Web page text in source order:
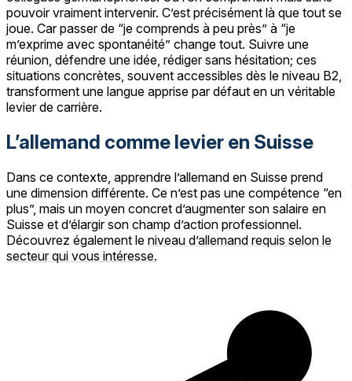
pouvoir vraiment intervenir. C’est précisément là que tout se
joue. Car passer de “je comprends à peu près” à “je
m’exprime avec spontanéité” change tout. Suivre une
réunion, défendre une idée, rédiger sans hésitation; ces
situations concrètes, souvent accessibles dès le niveau B2,
transforment une langue apprise par défaut en un véritable
levier de carrière.
L’allemand comme levier en Suisse
Dans ce contexte, apprendre l’allemand en Suisse prend
une dimension différente. Ce n’est pas une compétence “en
plus”, mais un moyen concret d’augmenter son salaire en
Suisse et d’élargir son champ d’action professionnel.
Découvrez également le niveau d’allemand requis selon le
secteur qui vous intéresse.